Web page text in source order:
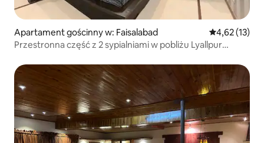
Apartament gościnny w: Faisalabad Średnia
4,62 (13)
Przestronna część z 2 sypialniami w pobliżu Lyallpur